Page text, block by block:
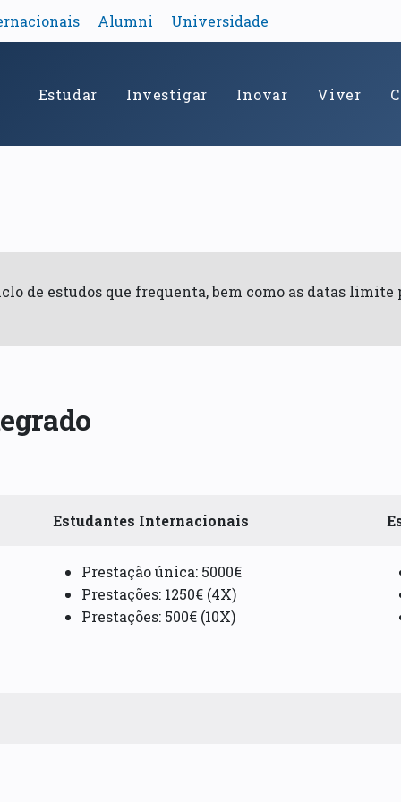
Alumni Universidade
Estudar Investigar Inovar Viver
de estudos que frequenta, bem como as datas limite
Estudantes Internacionais
Prestação única: 5000€
Prestações: 1250€ (4X)
Prestações: 500€ (10X)